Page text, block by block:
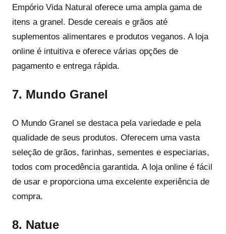
Empório Vida Natural oferece uma ampla gama de
itens a granel. Desde cereais e grãos até
suplementos alimentares e produtos veganos. A loja
online é intuitiva e oferece várias opções de
pagamento e entrega rápida.
7. Mundo Granel
O Mundo Granel se destaca pela variedade e pela
qualidade de seus produtos. Oferecem uma vasta
seleção de grãos, farinhas, sementes e especiarias,
todos com procedência garantida. A loja online é fácil
de usar e proporciona uma excelente experiência de
compra.
8. Natue